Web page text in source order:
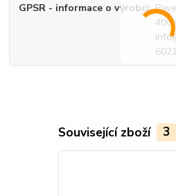
GPSR - informace o výrobci
400
Související zboží 3